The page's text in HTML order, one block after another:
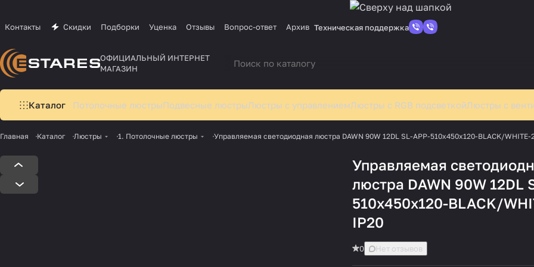
Контакты Скидки Подборки Уценка Отзывы Вопрос-ответ Архив Техническая поддержка
ОФИЦИАЛЬНЫЙ ИНТЕРНЕТ
МАГАЗИН
Каталог Потолочные люстрыПодвесные люстрыЛюстры с управлениемЛюстры с RGB подсветкойЛюстры с
Главная Каталог Люстры 1. Потолочные люстры Управляемая светодиодная люстра DAWN 90W 12DL SL-APP-510x450x120-BLACK/WHITE-
Управляемая
люстра DAWN 90W 12DL
510x450x120-BLACK/
IP20
0 Нет отзывов